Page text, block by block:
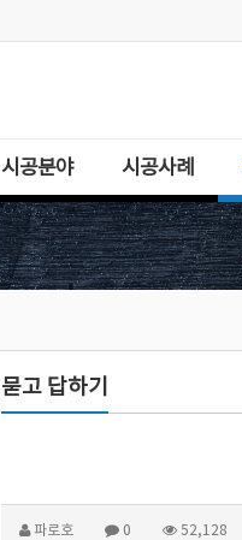
시공분야 시공사례
묻고 답하기
파로호 0 52,128